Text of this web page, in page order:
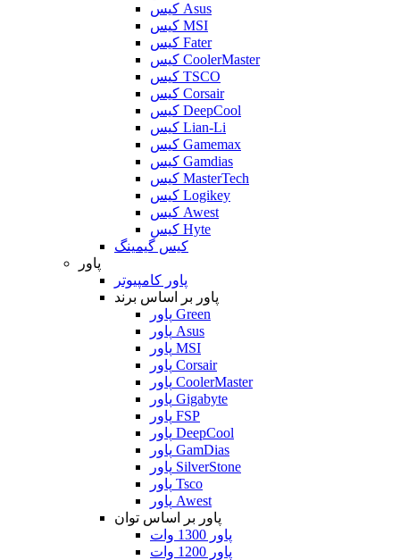
کیس Asus
کیس MSI
کیس Fater
کیس CoolerMaster
کیس TSCO
کیس Corsair
کیس DeepCool
کیس Lian-Li
کیس Gamemax
کیس Gamdias
کیس MasterTech
کیس Logikey
کیس Awest
کیس Hyte
کیس گیمینگ
پاور
پاور کامپیوتر
پاور بر اساس برند
پاور Green
پاور Asus
پاور MSI
پاور Corsair
پاور CoolerMaster
پاور Gigabyte
پاور FSP
پاور DeepCool
پاور GamDias
پاور SilverStone
پاور Tsco
پاور Awest
پاور بر اساس توان
پاور 1300 وات
پاور 1200 وات